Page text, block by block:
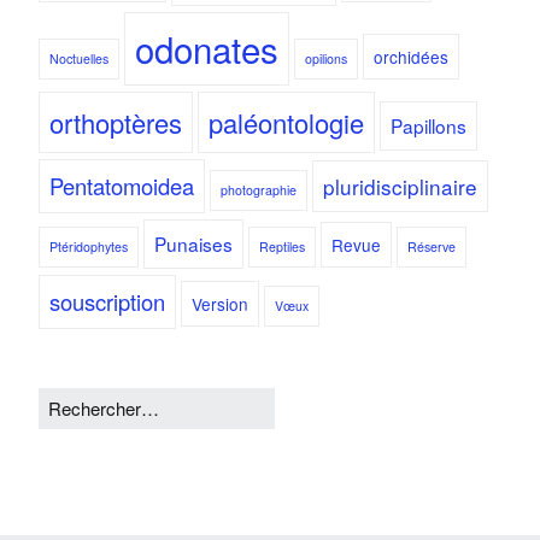
Noctuelles odonates opilions orchidées
orthoptères paléontologie Papillons
Pentatomoidea photographie pluridisciplinaire
Ptéridophytes Punaises Reptiles Revue Réserve
souscription Version Vœux